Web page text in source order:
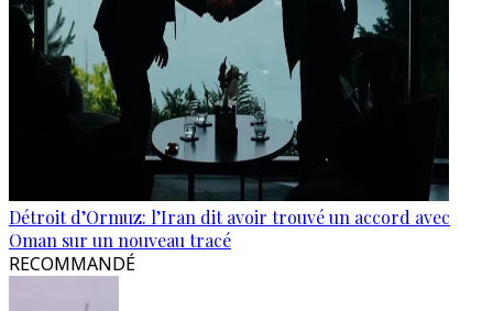
Détroit d’Ormuz: l’Iran dit avoir trouvé un accord avec
Oman sur un nouveau tracé
RECOMMANDÉ